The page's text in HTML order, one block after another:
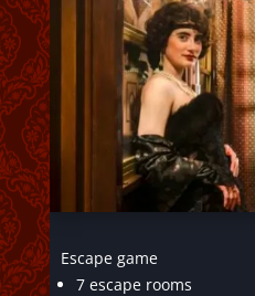
Escape game
7 escape rooms